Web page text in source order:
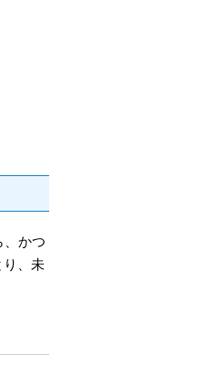
、かつ
り、未